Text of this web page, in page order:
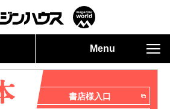
Menu
書店様入口